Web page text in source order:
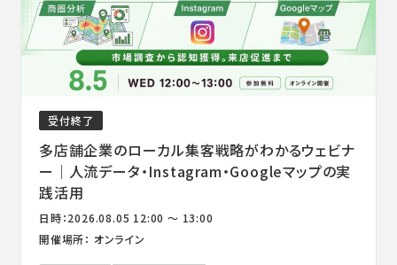
受付終了
多店舗企業のローカル集客戦略がわかるウェビナ
ー｜人流データ・Instagram・Googleマップの実
践活用
日時：2026.08.05 12:00 ～ 13:00
開催場所： オンライン